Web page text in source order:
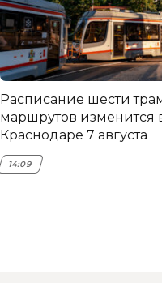
Расписание шести
маршрутов изменится
Краснодаре 7 августа
14:09